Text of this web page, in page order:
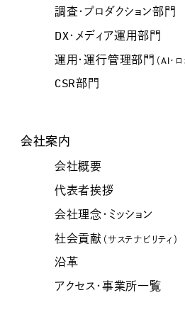
調査・プロダクション部門
DX・メディア運用部門
運用・運行管理部門 （AI・
CSR部門
会社案内
会社概要
代表者挨拶
会社理念・ミッション
社会貢献 （サステナビリティ）
沿革
アクセス・事業所一覧